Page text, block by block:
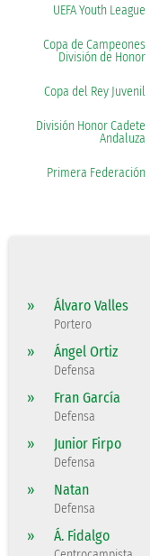
UEFA Youth League
Copa de Campeones
División de Honor
Copa del Rey Juvenil
División Honor Cadete
Andaluza
Primera Federación
» Álvaro Valles
Portero
» Ángel Ortiz
Defensa
» Fran García
Defensa
» Junior Firpo
Defensa
» Natan
Defensa
» Á. Fidalgo